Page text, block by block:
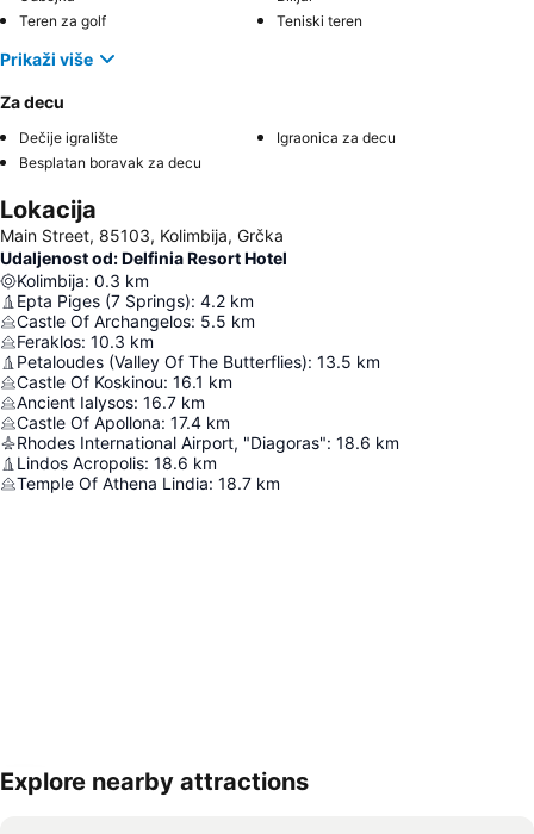
Teren za golf
Teniski teren
Prikaži više
Za decu
Dečije igralište
Igraonica za decu
Besplatan boravak za decu
Lokacija
Main Street, 85103, Kolimbija, Grčka
Udaljenost od: Delfinia Resort Hotel
Kolimbija: 0.3 km
Epta Piges (7 Springs): 4.2 km
Castle Of Archangelos: 5.5 km
Feraklos: 10.3 km
Petaloudes (Valley Of The Butterflies): 13.5 km
Castle Of Koskinou: 16.1 km
Ancient Ialysos: 16.7 km
Castle Of Apollona: 17.4 km
Rhodes International Airport, "Diagoras": 18.6 km
Lindos Acropolis: 18.6 km
Temple Of Athena Lindia: 18.7 km
Explore nearby attractions